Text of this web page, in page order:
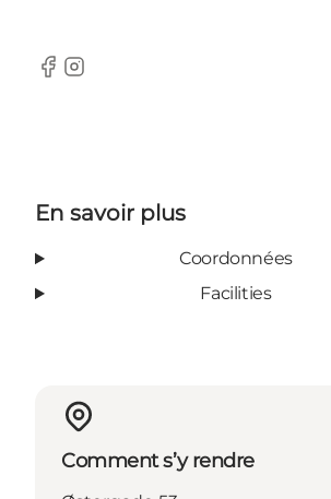
Facebook
Instagram
En savoir plus
Coordonnées
Facilities
Comment s’y rendre